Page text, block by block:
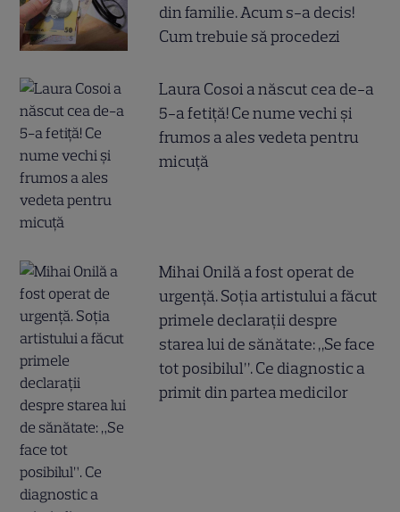
din familie. Acum s-a decis!
Cum trebuie să procedezi
Laura Cosoi a născut cea de-a
5-a fetiță! Ce nume vechi și
frumos a ales vedeta pentru
micuță
Mihai Onilă a fost operat de
urgență. Soția artistului a făcut
primele declarații despre
starea lui de sănătate: „Se face
tot posibilul”. Ce diagnostic a
primit din partea medicilor